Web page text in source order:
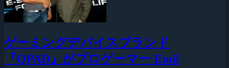
ゲーミングデバイスブランド
『QPAD』がプロゲーマー Emil